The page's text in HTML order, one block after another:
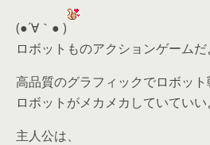
(●´∀｀● )
ロボットものアクションゲームだ
高品質のグラフィックでロボット
ロボットがメカメカしていていい
主人公は、